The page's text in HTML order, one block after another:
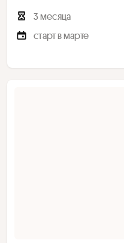
3 месяца
старт в марте